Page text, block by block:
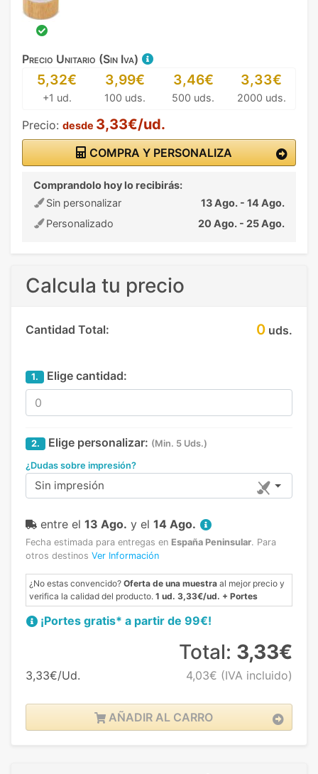
Precio Unitario (Sin Iva)
5,32€
+1 ud.
3,99€
100 uds.
3,46€
500 uds.
3,33€
2000 uds.
Precio: desde 3,33€/ud.
COMPRA Y PERSONALIZA
Comprandolo hoy lo recibirás:
Sin personalizar
13 Ago. - 14 Ago.
Personalizado
20 Ago. - 25 Ago.
Calcula tu precio
Cantidad Total: 0 uds.
1. Elige cantidad:
2. Elige personalizar: (Min. 5 Uds.)
¿Dudas sobre impresión?
Sin impresión
entre el 13 Ago. y el 14 Ago.
Fecha estimada para entregas en España Peninsular. Para
otros destinos Ver Información
¿No estas convencido? Oferta de una muestra al mejor precio y
verifica la calidad del producto. 1 ud. 3,33€/ud. + Portes
¡Portes gratis* a partir de 99€!
3,33€/Ud.
Total: 3,33€
4,03€ (IVA incluido)
AÑADIR AL CARRO